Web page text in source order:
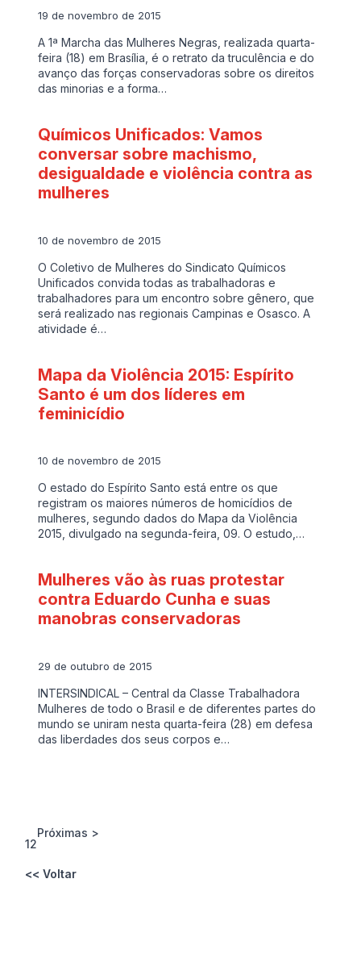
19 de novembro de 2015
A 1ª Marcha das Mulheres Negras, realizada quarta-
feira (18) em Brasília, é o retrato da truculência e do
avanço das forças conservadoras sobre os direitos
das minorias e a forma…
Químicos Unificados: Vamos
conversar sobre machismo,
desigualdade e violência contra as
mulheres
10 de novembro de 2015
O Coletivo de Mulheres do Sindicato Químicos
Unificados convida todas as trabalhadoras e
trabalhadores para um encontro sobre gênero, que
será realizado nas regionais Campinas e Osasco. A
atividade é…
Mapa da Violência 2015: Espírito
Santo é um dos líderes em
feminicídio
10 de novembro de 2015
O estado do Espírito Santo está entre os que
registram os maiores números de homicídios de
mulheres, segundo dados do Mapa da Violência
2015, divulgado na segunda-feira, 09. O estudo,…
Mulheres vão às ruas protestar
contra Eduardo Cunha e suas
manobras conservadoras
29 de outubro de 2015
INTERSINDICAL – Central da Classe Trabalhadora
Mulheres de todo o Brasil e de diferentes partes do
mundo se uniram nesta quarta-feira (28) em defesa
das liberdades dos seus corpos e…
12
Próximas >
<< Voltar